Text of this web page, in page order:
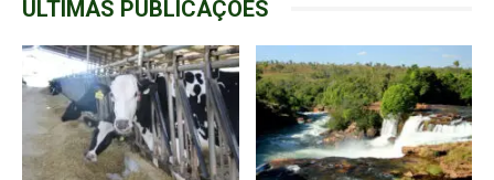
ÚLTIMAS PUBLICAÇÕES